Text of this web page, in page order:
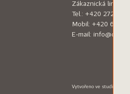
Zákaznická linka
Tel.: +420 272 660
Mobil: +420 604
E-mail:
Vytvořeno ve studiu